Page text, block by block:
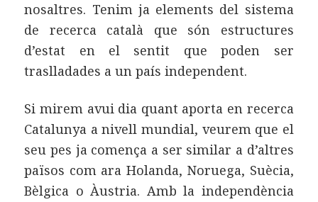
nosaltres. Tenim ja elements del sistema
de recerca català que són estructures
d’estat en el sentit que poden ser
traslladades a un país independent.
Si mirem avui dia quant aporta en recerca
Catalunya a nivell mundial, veurem que el
seu pes ja comença a ser similar a d’altres
països com ara Holanda, Noruega, Suècia,
Bèlgica o Àustria. Amb la independència